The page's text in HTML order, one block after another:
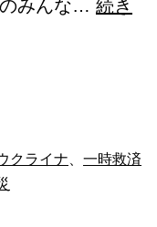
みんな… 続き
クライナ、 一時救済